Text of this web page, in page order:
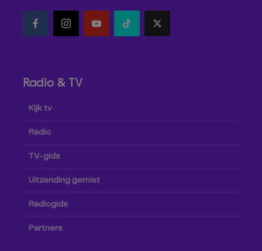
Radio & TV
Kijk tv
Radio
TV-gids
Uitzending gemist
Radiogids
Partners